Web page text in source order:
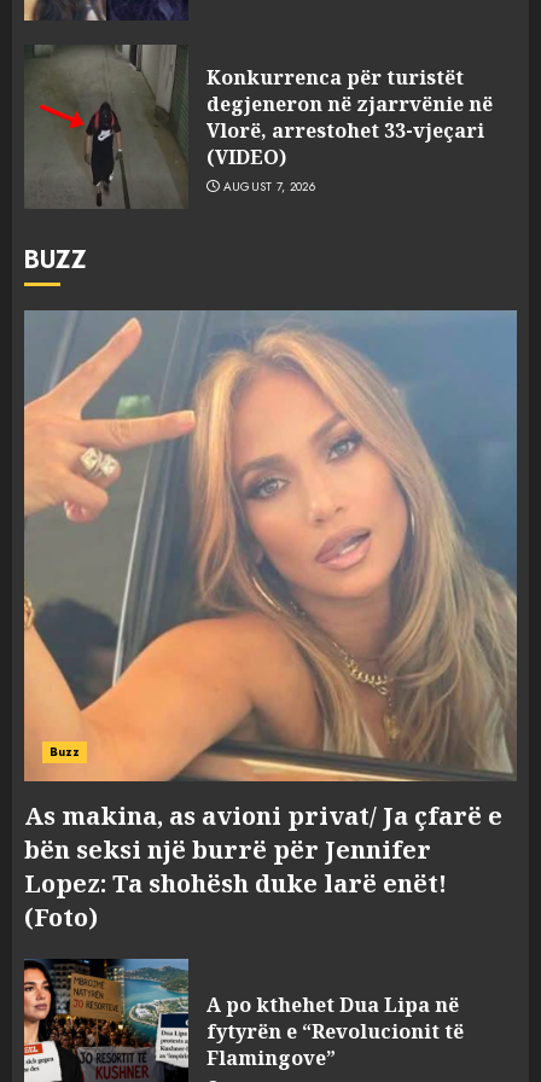
Konkurrenca për turistët
degjeneron në zjarrvënie në
Vlorë, arrestohet 33-vjeçari
(VIDEO)
AUGUST 7, 2026
BUZZ
Buzz
As makina, as avioni privat/ Ja çfarë e
bën seksi një burrë për Jennifer
Lopez: Ta shohësh duke larë enët!
(Foto)
A po kthehet Dua Lipa në
fytyrën e “Revolucionit të
Flamingove”
degjeneron në zjarrvënie në
Vlorë, arrestohet 33-vjeçari
(VIDEO)